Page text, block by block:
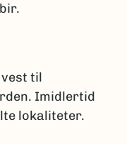
til
Imidlertid
lokaliteter.